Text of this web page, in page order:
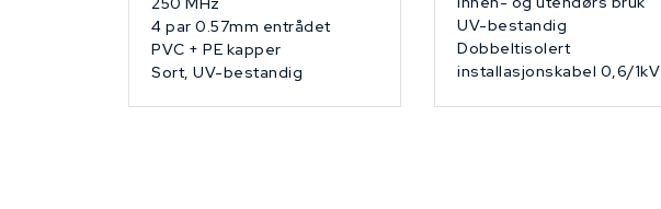
4 par 0.57mm entrådet
PVC + PE kapper
Sort, UV-bestandig
UV-bestandig
Dobbeltisolert
installasjonskabel 0,6/1kV